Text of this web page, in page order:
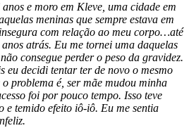
e moro em Kleve, uma cidade em
meninas que sempre estava em
com relação ao meu corpo…até
atrás. Eu me tornei uma daquelas
consegue perder o peso da gravidez.
eu decidi tentar ter de novo o mesmo
problema é, ser mãe mudou minha
foi por pouco tempo. Isso teve
e temido efeito iô-iô. Eu me sentia